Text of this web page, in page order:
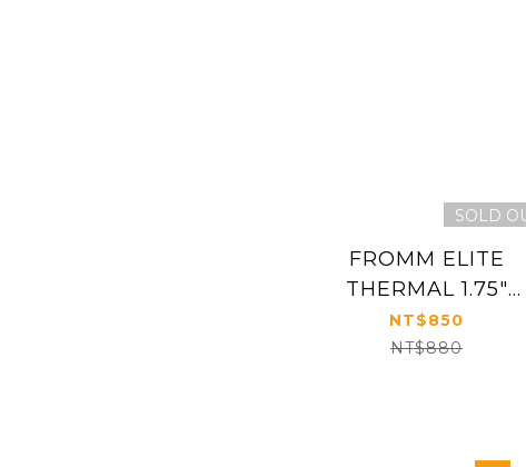
SOLD
FROMM ELITE
THERMAL 1.75"
CERAMIC ROUND
BRUSH #2034
NT$850
NT$880